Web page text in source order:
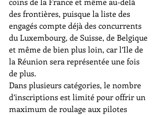
des frontières, puisque la liste des
engagés compte déjà des concurrents
du Luxembourg, de Suisse, de Belgique
et même de bien plus loin, car l’Ile de
la Réunion sera représentée une fois
de plus.
Dans plusieurs catégories, le nombre
d’inscriptions est limité pour offrir un
maximum de roulage aux pilotes